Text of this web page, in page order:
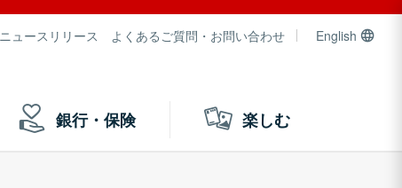
ニュースリリース よくあるご質問・お問い合わせ English
銀行・保険 楽しむ